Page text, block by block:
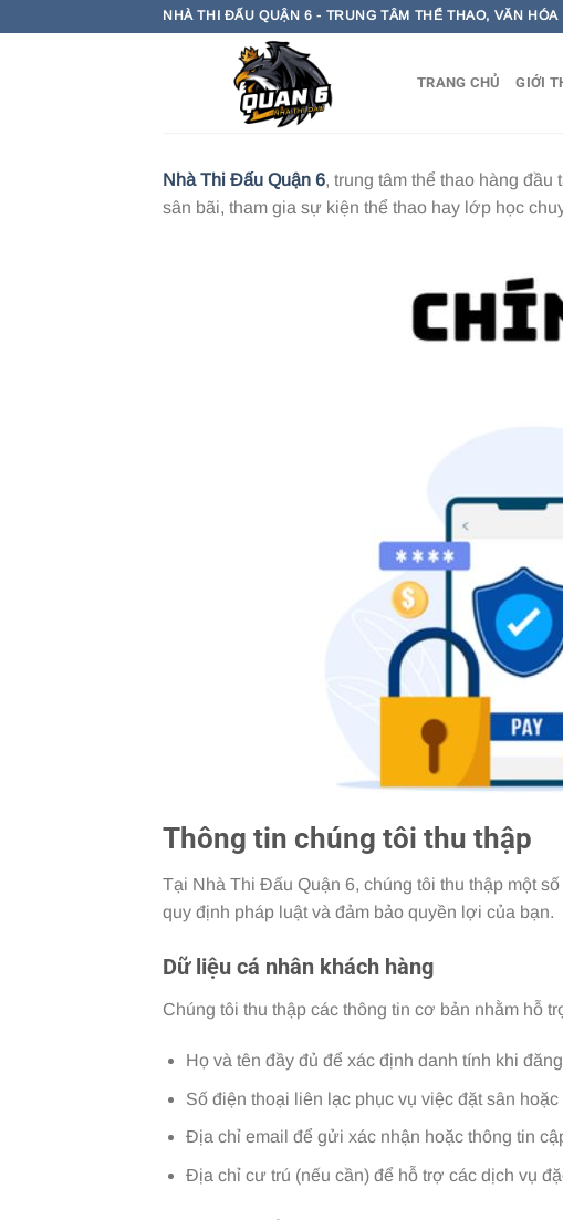
NHÀ THI ĐẤU QUẬN 6 - TRUNG TÂM THỂ THAO, VĂN HÓA
TRANG CHỦ GIỚI
Nhà Thi Đấu Quận 6, trung tâm thể thao hàng
sân bãi, tham gia sự kiện thể thao hay lớp học
Thông tin chúng tôi thu thập
Tại Nhà Thi Đấu Quận 6, chúng tôi thu thập một
quy định pháp luật và đảm bảo quyền lợi của bạn.
Dữ liệu cá nhân khách hàng
Chúng tôi thu thập các thông tin cơ bản nhằm hỗ
Họ và tên đầy đủ để xác định danh tính khi
Số điện thoại liên lạc phục vụ việc đặt sân
Địa chỉ email để gửi xác nhận hoặc thông tin
Địa chỉ cư trú (nếu cần) để hỗ trợ các dịch vụ